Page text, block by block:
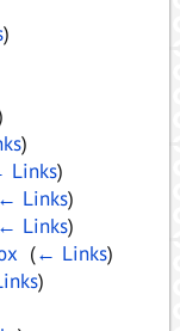
)
)
)
Links)
Links)
(← Links)
)